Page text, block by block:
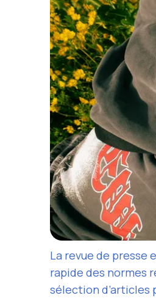
La revue de presse
rapide des normes
sélection d’articles